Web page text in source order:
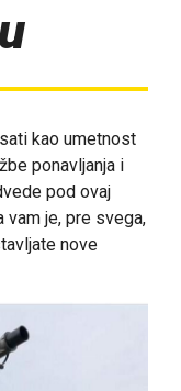
kao umetnost
ponavljanja i
pod ovaj
vam je, pre svega,
nove